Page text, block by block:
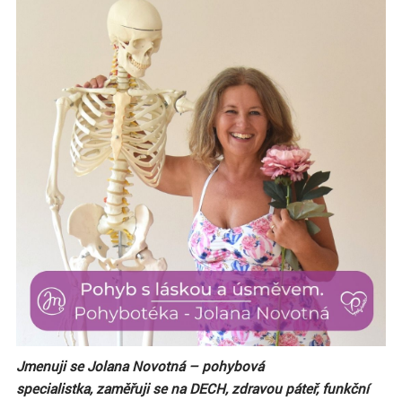
Jmenuji se Jolana Novotná – pohybová
specialistka, zaměřuji se na DECH, zdravou páteř, funkční